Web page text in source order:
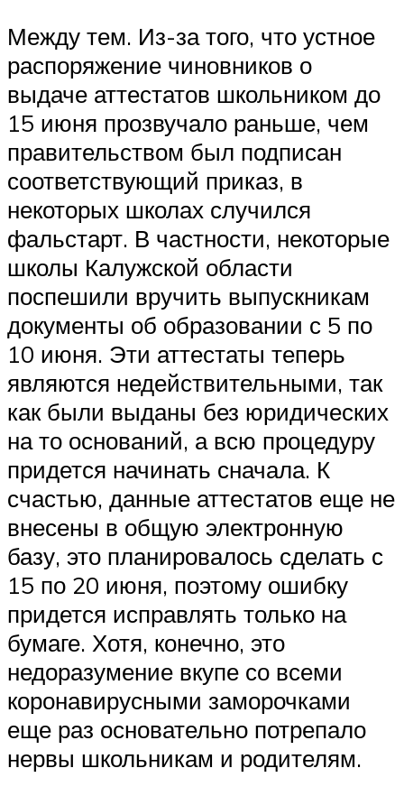
Между тем. Из-за того, что устное
распоряжение чиновников о
выдаче аттестатов школьником до
15 июня прозвучало раньше, чем
правительством был подписан
соответствующий приказ, в
некоторых школах случился
фальстарт. В частности, некоторые
школы Калужской области
поспешили вручить выпускникам
документы об образовании с 5 по
10 июня. Эти аттестаты теперь
являются недействительными, так
как были выданы без юридических
на то оснований, а всю процедуру
придется начинать сначала. К
счастью, данные аттестатов еще не
внесены в общую электронную
базу, это планировалось сделать с
15 по 20 июня, поэтому ошибку
придется исправлять только на
бумаге. Хотя, конечно, это
недоразумение вкупе со всеми
коронавирусными заморочками
еще раз основательно потрепало
нервы школьникам и родителям.